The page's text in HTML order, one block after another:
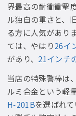
界最高の耐衝衝撃
ル独自の重さと、
る方に人気があり
ては、やはり26イ
があり、 21インチ
当店の特殊警棒は
ルミ合金という軽
H-201Bを選ばれ